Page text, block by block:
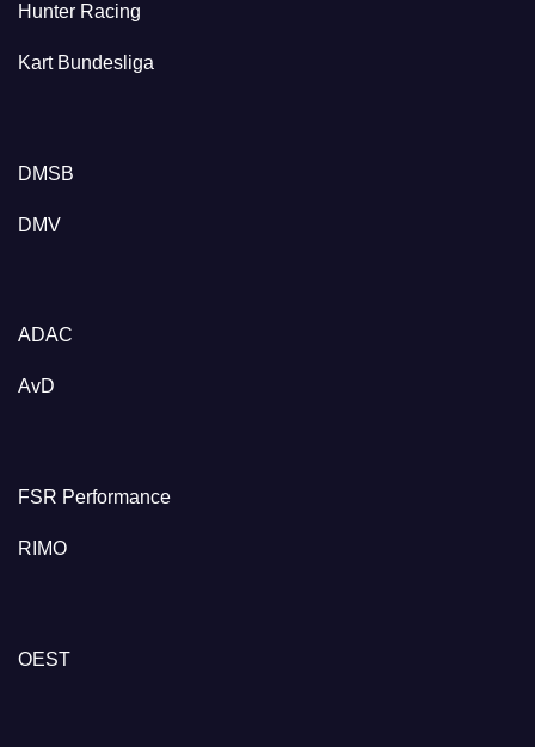
Hunter Racing
Kart Bundesliga
DMSB
DMV
ADAC
AvD
FSR Performance
RIMO
OEST